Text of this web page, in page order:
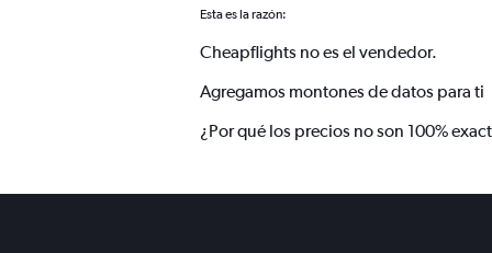
Esta es la razón:
Cheapflights no es el vendedor.
Agregamos montones de datos para ti
¿Por qué los precios no son 100%